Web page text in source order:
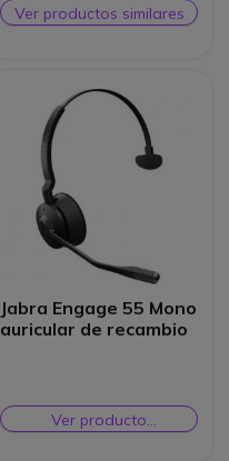
Ver productos similares
Jabra Engage 55 Mono
auricular de recambio
Ver producto
alternativo